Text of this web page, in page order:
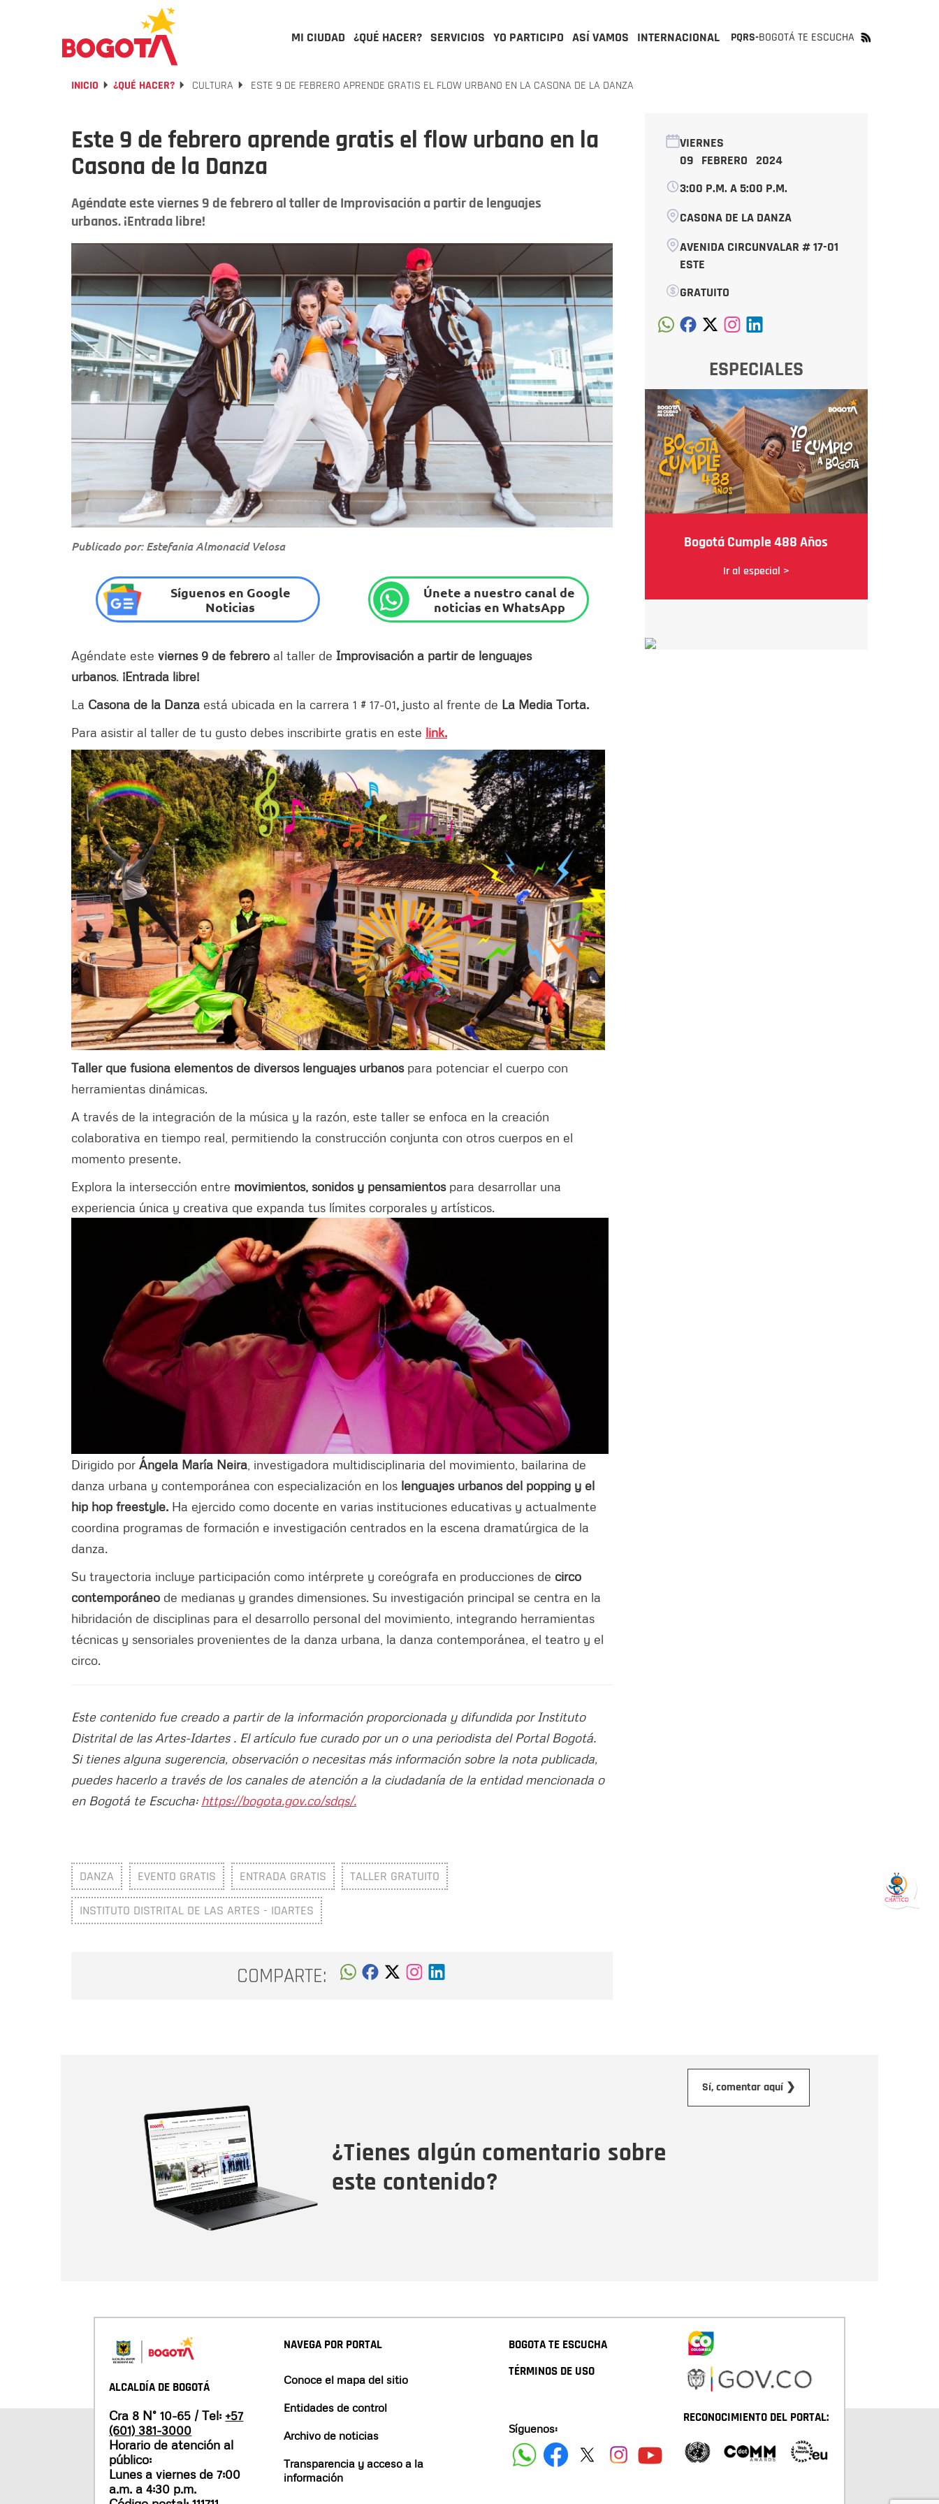
MI CIUDAD ¿QUÉ HACER? SERVICIOS YO PARTICIPO ASÍ VAMOS INTERNACIONAL PQRS-BOGOTÁ TE ESCUCHA
INICIO ¿QUÉ HACER? CULTURA ESTE 9 DE FEBRERO APRENDE GRATIS EL FLOW URBANO EN LA CASONA DE LA DANZA
Este 9 de febrero aprende gratis el flow urbano en la
Casona de la Danza
Agéndate este viernes 9 de febrero al taller de Improvisación a partir de lenguajes
urbanos. ¡Entrada libre!
Publicado por: Estefania Almonacid Velosa
Síguenos en Google
Noticias
Únete a nuestro canal de
noticias en WhatsApp
Agéndate este viernes 9 de febrero al taller de Improvisación a partir de lenguajes
urbanos. ¡Entrada libre!
La Casona de la Danza está ubicada en la carrera 1 # 17-01, justo al frente de La Media Torta.
Para asistir al taller de tu gusto debes inscribirte gratis en este link.
Taller que fusiona elementos de diversos lenguajes urbanos para potenciar el cuerpo con
herramientas dinámicas.
A través de la integración de la música y la razón, este taller se enfoca en la creación
colaborativa en tiempo real, permitiendo la construcción conjunta con otros cuerpos en el
momento presente.
Explora la intersección entre movimientos, sonidos y pensamientos para desarrollar una
experiencia única y creativa que expanda tus límites corporales y artísticos.
Dirigido por Ángela María Neira , investigadora multidisciplinaria del movimiento, bailarina de
danza urbana y contemporánea con especialización en los lenguajes urbanos del popping y el
hip hop freestyle. Ha ejercido como docente en varias instituciones educativas y actualmente
coordina programas de formación e investigación centrados en la escena dramatúrgica de la
danza.
Su trayectoria incluye participación como intérprete y coreógrafa en producciones de circo
contemporáneo de medianas y grandes dimensiones. Su investigación principal se centra en la
hibridación de disciplinas para el desarrollo personal del movimiento, integrando herramientas
técnicas y sensoriales provenientes de la danza urbana, la danza contemporánea, el teatro y el
circo.
Este contenido fue creado a partir de la información proporcionada y difundida por Instituto
Distrital de las Artes-Idartes . El artículo fue curado por un o una periodista del Portal Bogotá.
Si tienes alguna sugerencia, observación o necesitas más información sobre la nota publicada,
puedes hacerlo a través de los canales de atención a la ciudadanía de la entidad mencionada o
en Bogotá te Escucha: https://bogota.gov.co/sdqs/.
DANZA EVENTO GRATIS ENTRADA GRATIS TALLER GRATUITO
INSTITUTO DISTRITAL DE LAS ARTES - IDARTES
COMPARTE:
VIERNES
09 FEBRERO 2024
3:00 P.M. A 5:00 P.M.
CASONA DE LA DANZA
AVENIDA CIRCUNVALAR # 17-01
ESTE
GRATUITO
ESPECIALES
Bogotá Cumple 488 Años
Ir al especial >
¿Tienes algún comentario sobre
este contenido?
Sí, comentar aquí ❯
ALCALDÍA DE BOGOTÁ
Cra 8 N° 10-65 / Tel: +57
(601) 381-3000
Horario de atención al
público:
Lunes a viernes de 7:00
a.m. a 4:30 p.m.
NAVEGA POR PORTAL
Conoce el mapa del sitio
Entidades de control
Archivo de noticias
Transparencia y acceso a la
información
BOGOTA TE ESCUCHA
TÉRMINOS DE USO
Síguenos:
RECONOCIMIENTO DEL PORTAL: